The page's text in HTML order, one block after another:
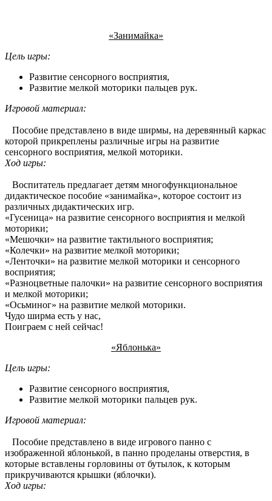
«Занимайка»
Цель игры:
Развитие сенсорного восприятия,
Развитие мелкой моторики пальцев рук.
Игровой материал:
Пособие представлено в виде ширмы, на деревянный каркас
которой прикреплены различные игры на развитие
сенсорного восприятия, мелкой моторики.
Ход игры:
Воспитатель предлагает детям многофункциональное
дидактическое пособие «занимайка», которое состоит из
различных дидактических игр.
«Гусеница» на развитие сенсорного восприятия и мелкой
моторики;
«Мешочки» на развитие тактильного восприятия;
«Колечки» на развитие мелкой моторики;
«Ленточки» на развитие мелкой моторики и сенсорного
восприятия;
«Разноцветные палочки» на развитие сенсорного восприятия
и мелкой моторики;
«Осьминог» на развитие мелкой моторики.
Чудо ширма есть у нас,
Поиграем с ней сейчас!
«Яблонька»
Цель игры:
Развитие сенсорного восприятия,
Развитие мелкой моторики пальцев рук.
Игровой материал:
Пособие представлено в виде игрового панно с
изображенной яблонькой, в панно проделаны отверстия, в
которые вставлены горловины от бутылок, к которым
прикручиваются крышки (яблочки).
Ход игры: